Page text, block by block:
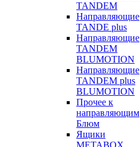
TANDEM
Направляющие
TANDE plus
Направляющие
TANDEM
BLUMOTION
Направляющие
TANDEM plus
BLUMOTION
Прочее к
направляющим
Блюм
Ящики
METABOX